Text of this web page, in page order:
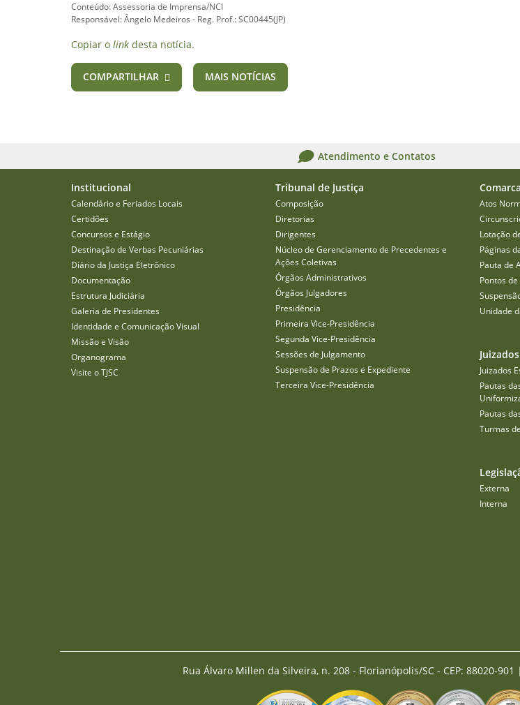
Conteúdo: Assessoria de Imprensa/NCI
Responsável: Ângelo Medeiros - Reg. Prof.: SC00445(JP)
Copiar o link desta notícia.
COMPARTILHAR MAIS NOTÍCIAS
Atendimento e Contatos
Institucional
Calendário e Feriados Locais
Certidões
Concursos e Estágio
Destinação de Verbas Pecuniárias
Diário da Justiça Eletrônico
Documentação
Estrutura Judiciária
Galeria de Presidentes
Identidade e Comunicação Visual
Missão e Visão
Organograma
Visite o TJSC
Tribunal de Justiça
Composição
Diretorias
Dirigentes
Núcleo de Gerenciamento de Precedentes e
Ações Coletivas
Órgãos Administrativos
Órgãos Julgadores
Presidência
Primeira Vice-Presidência
Segunda Vice-Presidência
Sessões de Julgamento
Suspensão de Prazos e Expediente
Terceira Vice-Presidência
Atos
Lotação
Páginas
Pauta de
Pontos
Unidade
Juizados
Pautas
Pautas
Turmas
Externa
Interna
Rua Álvaro Millen da Silveira, n. 208 - Florianópolis/SC - CEP: 88020-901 |